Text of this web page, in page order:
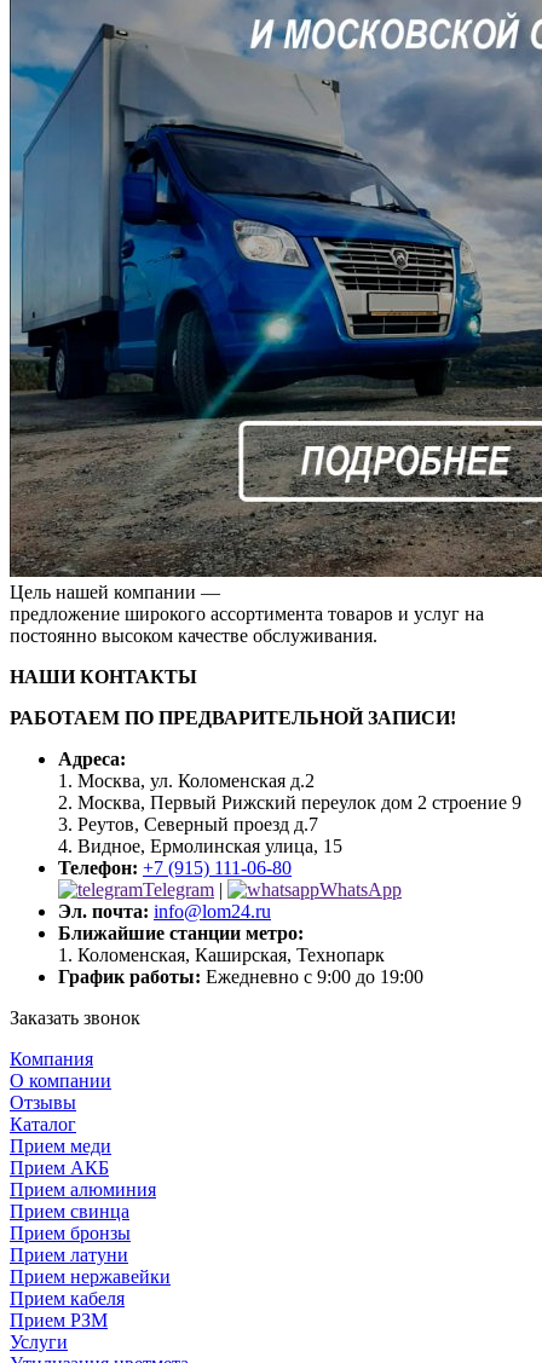
Цель нашей компании —
предложение широкого ассортимента товаров и услуг на
постоянно высоком качестве обслуживания.
НАШИ КОНТАКТЫ
РАБОТАЕМ ПО ПРЕДВАРИТЕЛЬНОЙ ЗАПИСИ!
Адреса:
1. Москва, ул. Коломенская д.2
2. Москва, Первый Рижский переулок дом 2 строение 9
3. Реутов, Северный проезд д.7
4. Видное, Ермолинская улица, 15
Телефон: +7 (915) 111-06-80
Telegram |
WhatsApp
Эл. почта: info@lom24.ru
Ближайшие станции метро:
1. Коломенская, Каширская, Технопарк
График работы: Ежедневно с 9:00 до 19:00
Заказать звонок
Компания
О компании
Отзывы
Каталог
Прием меди
Прием АКБ
Прием алюминия
Прием свинца
Прием бронзы
Прием латуни
Прием нержавейки
Прием кабеля
Прием РЗМ
Услуги